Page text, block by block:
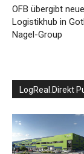
OFB übergibt
Logistikhub in
Nagel-Group
LogReal.Direkt